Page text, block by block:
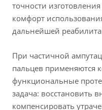
точности
комфорт
дальнейшей
При частичной
пальцев применяются
функциональные
задача: восстановить
компенсировать